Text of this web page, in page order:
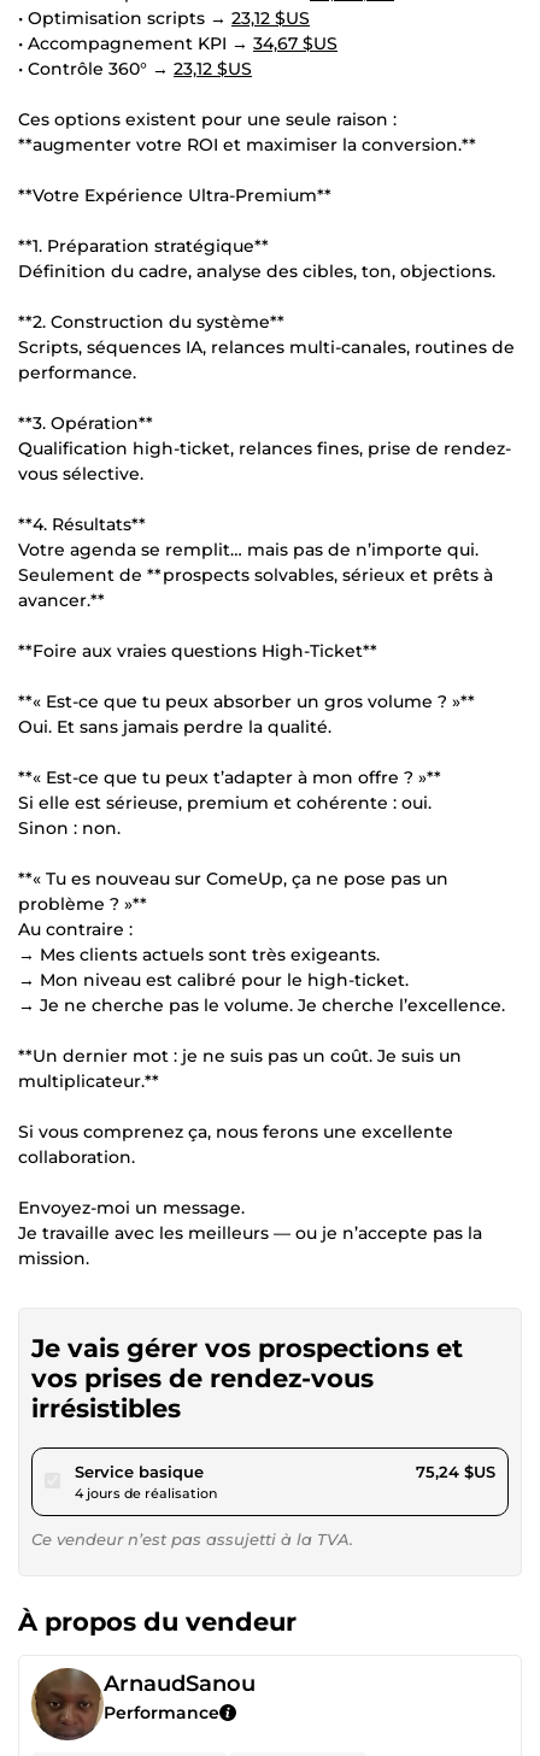
• Optimisation scripts → 23,12 $US
• Accompagnement KPI → 34,67 $US
• Contrôle 360° → 23,12 $US
Ces options existent pour une seule raison :
**augmenter votre ROI et maximiser la conversion.**
**Votre Expérience Ultra-Premium**
**1. Préparation stratégique**
Définition du cadre, analyse des cibles, ton, objections.
**2. Construction du système**
Scripts, séquences IA, relances multi-canales, routines de
performance.
**3. Opération**
Qualification high-ticket, relances fines, prise de rendez-
vous sélective.
**4. Résultats**
Votre agenda se remplit… mais pas de n’importe qui.
Seulement de **prospects solvables, sérieux et prêts à
avancer.**
**Foire aux vraies questions High-Ticket**
**« Est-ce que tu peux absorber un gros volume ? »**
Oui. Et sans jamais perdre la qualité.
**« Est-ce que tu peux t’adapter à mon offre ? »**
Si elle est sérieuse, premium et cohérente : oui.
Sinon : non.
**« Tu es nouveau sur ComeUp, ça ne pose pas un
problème ? »**
Au contraire :
→ Mes clients actuels sont très exigeants.
→ Mon niveau est calibré pour le high-ticket.
→ Je ne cherche pas le volume. Je cherche l’excellence.
**Un dernier mot : je ne suis pas un coût. Je suis un
multiplicateur.**
Si vous comprenez ça, nous ferons une excellente
collaboration.
Envoyez-moi un message.
Je travaille avec les meilleurs — ou je n’accepte pas la
mission.
Je vais gérer vos prospections et
vos prises de rendez-vous
irrésistibles
Service basiquepour 69,35 $US
4 jours de réalisation
75,24 $US
Ce vendeur n’est pas assujetti à la TVA.
À propos du vendeur
ArnaudSanou
Performance